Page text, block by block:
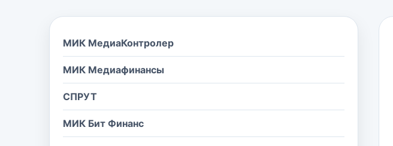
МИК МедиаКонтролер
МИК Медиафинансы
СПРУТ
МИК Бит Финанс